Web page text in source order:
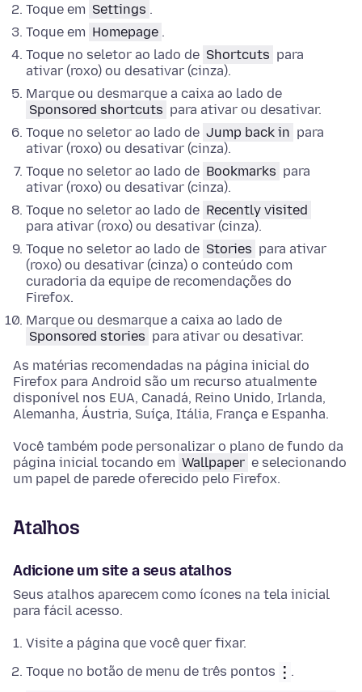
Toque em Settings .
Toque em Homepage .
Toque no seletor ao lado de Shortcuts para
ativar (roxo) ou desativar (cinza).
Marque ou desmarque a caixa ao lado de
Sponsored shortcuts para ativar ou desativar.
Toque no seletor ao lado de Jump back in para
ativar (roxo) ou desativar (cinza).
Toque no seletor ao lado de Bookmarks para
ativar (roxo) ou desativar (cinza).
Toque no seletor ao lado de Recently visited
para ativar (roxo) ou desativar (cinza).
Toque no seletor ao lado de Stories para ativar
(roxo) ou desativar (cinza) o conteúdo com
curadoria da equipe de recomendações do
Firefox.
Marque ou desmarque a caixa ao lado de
Sponsored stories para ativar ou desativar.
As matérias recomendadas na página inicial do
Firefox para Android são um recurso atualmente
disponível nos EUA, Canadá, Reino Unido, Irlanda,
Alemanha, Áustria, Suíça, Itália, França e Espanha.
Você também pode personalizar o plano de fundo da
página inicial tocando em Wallpaper e selecionando
um papel de parede oferecido pelo Firefox.
Atalhos
Adicione um site a seus atalhos
Seus atalhos aparecem como ícones na tela inicial
para fácil acesso.
Visite a página que você quer fixar.
Toque no botão de menu de três pontos
.